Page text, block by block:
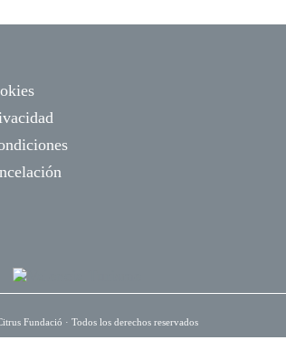
Fundació · Todos los derechos reservados